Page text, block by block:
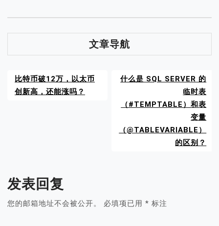
文章导航
比特币破12万，以太币
创新高，还能涨吗？
什么是 SQL SERVER 的
临时表
（#TEMPTABLE）和表
变量
（@TABLEVARIABLE）
的区别？
发表回复
您的邮箱地址不会被公开。 必填项已用 * 标注